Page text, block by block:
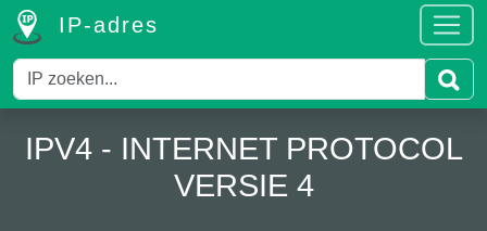
IP-adres
IPV4 - INTERNET PROTOCOL
VERSIE 4